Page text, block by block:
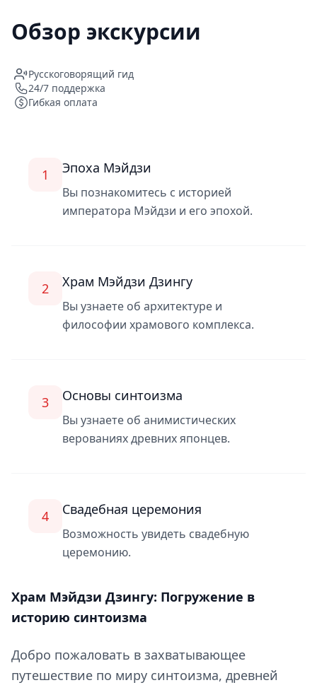
Обзор экскурсии
Русскоговорящий гид
24/7 поддержка
Гибкая оплата
1 Эпоха Мэйдзи
Вы познакомитесь с историей
императора Мэйдзи и его эпохой.
2 Храм Мэйдзи Дзингу
Вы узнаете об архитектуре и
философии храмового комплекса.
3 Основы синтоизма
Вы узнаете об анимистических
верованиях древних японцев.
4 Свадебная церемония
Возможность увидеть свадебную
церемонию.
Храм Мэйдзи Дзингу: Погружение в
историю синтоизма
Добро пожаловать в захватывающее
путешествие по миру синтоизма, древней